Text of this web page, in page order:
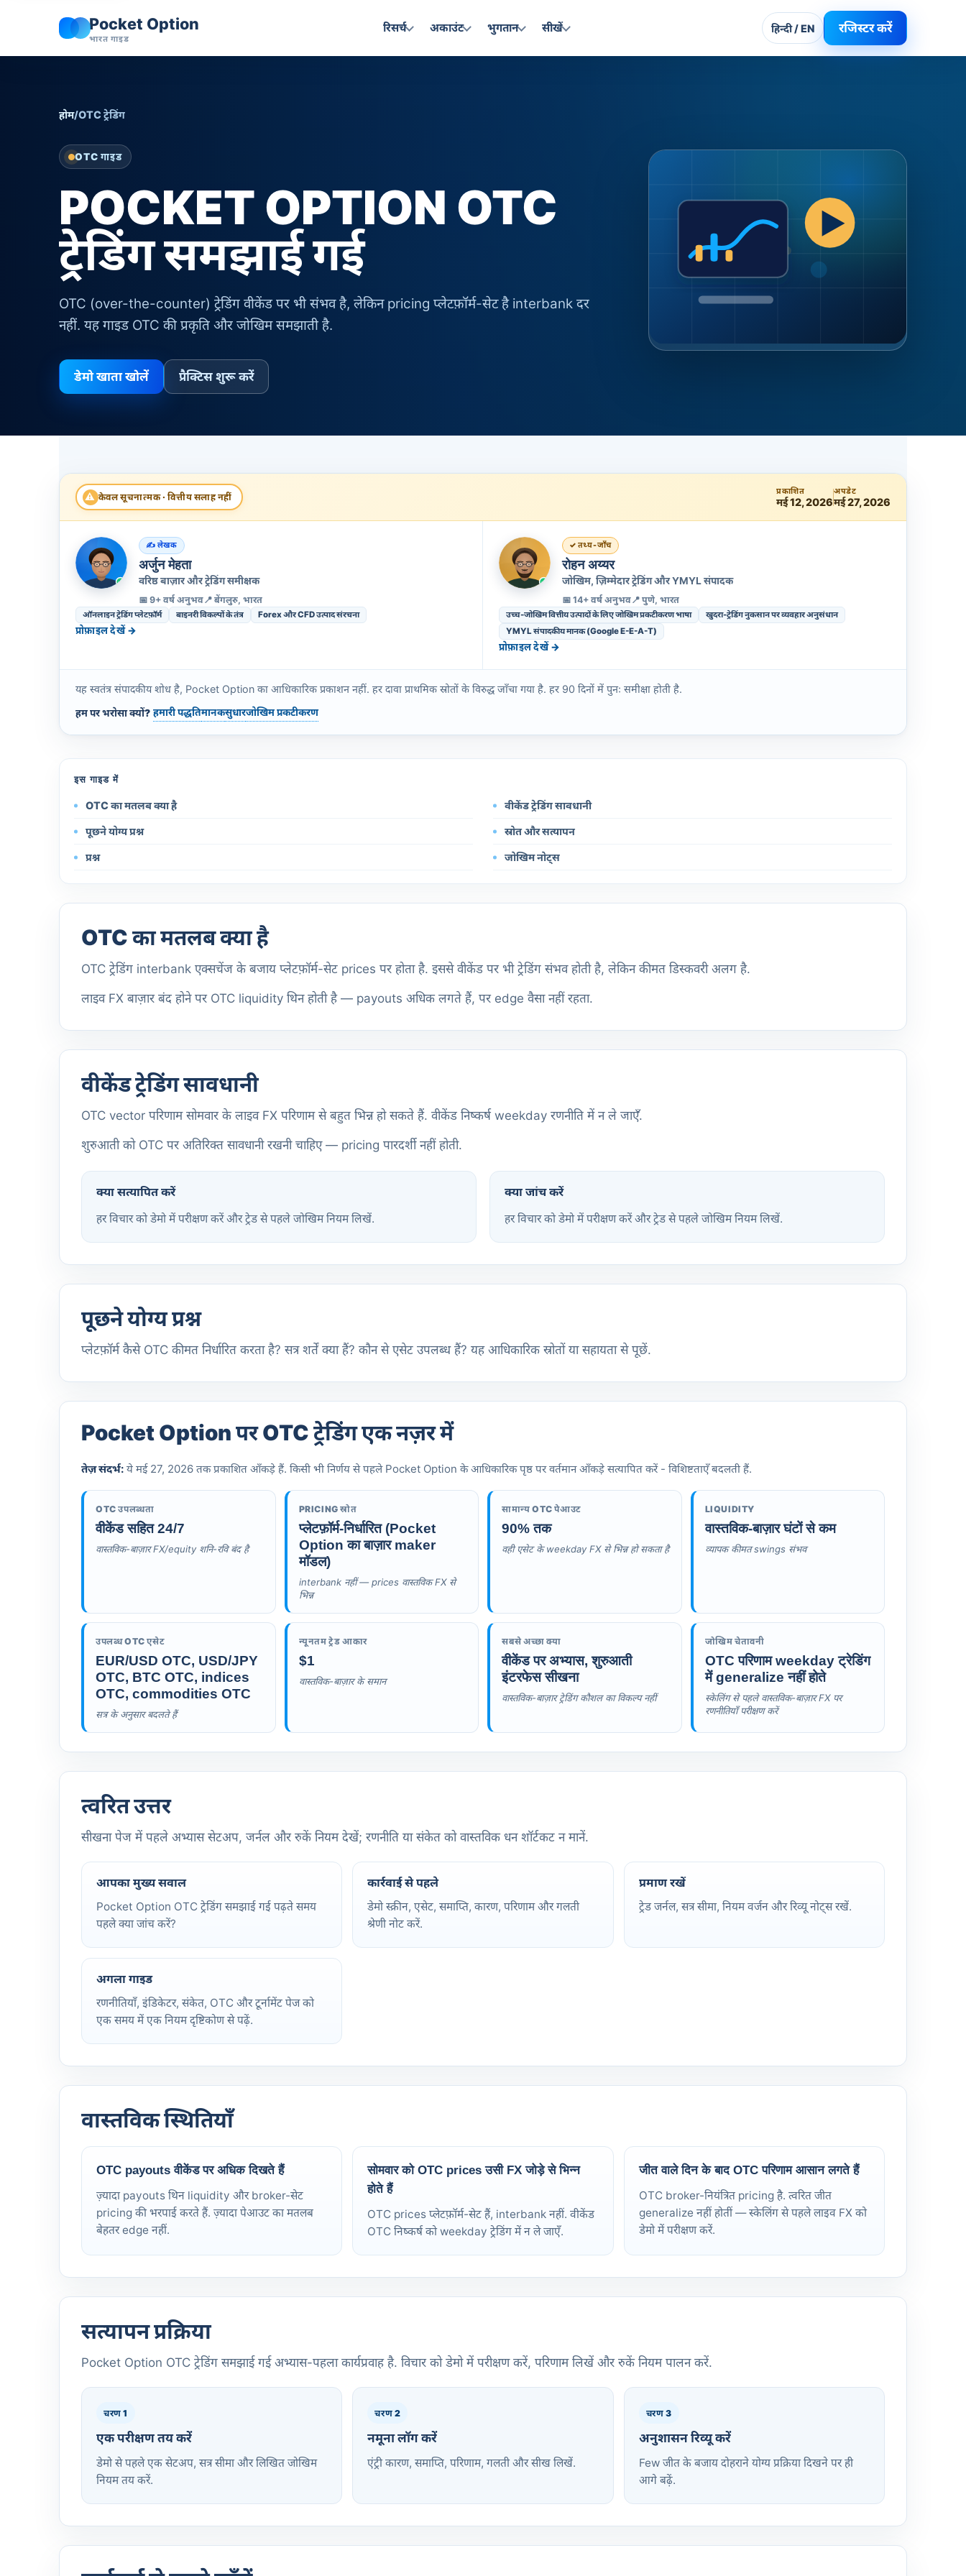
Pocket Option
भारत गाइड
रिसर्च अकाउंट भुगतान सीखें हिन्दी / EN रजिस्टर करें
होम/OTC ट्रेडिंग
OTC गाइड
POCKET OPTION OTC
ट्रेडिंग समझाई गई
OTC (over-the-counter) ट्रेडिंग वीकेंड पर भी संभव है, लेकिन pricing प्लेटफ़ॉर्म-सेट है interbank दर
नहीं. यह गाइड OTC की प्रकृति और जोखिम समझाती है.
डेमो खाता खोलें प्रैक्टिस शुरू करें
⚠ केवल सूचनात्मक · वित्तीय सलाह नहीं
प्रकाशित
मई 12, 2026
अपडेट
मई 27, 2026
लेखक
अर्जुन मेहता
वरिष्ठ बाज़ार और ट्रेडिंग समीक्षक
📅 9+ वर्ष अनुभव📍 बेंगलुरु, भारत
ऑनलाइन ट्रेडिंग प्लेटफ़ॉर्म बाइनरी विकल्पों के तंत्र Forex और CFD उत्पाद संरचना
प्रोफ़ाइल देखें →
तथ्य-जाँच
रोहन अय्यर
जोखिम, ज़िम्मेदार ट्रेडिंग और YMYL संपादक
📅 14+ वर्ष अनुभव📍 पुणे, भारत
उच्च-जोखिम वित्तीय उत्पादों के लिए जोखिम प्रकटीकरण भाषा
खुदरा-ट्रेडिंग नुकसान पर व्यवहार अनुसंधान
YMYL संपादकीय मानक (Google E-E-A-T)
प्रोफ़ाइल देखें →
यह स्वतंत्र संपादकीय शोध है, Pocket Option का आधिकारिक प्रकाशन नहीं. हर दावा प्राथमिक स्रोतों के विरुद्ध जाँचा गया है. हर 90 दिनों में पुनः समीक्षा होती है.
हम पर भरोसा क्यों? हमारी पद्धतिमानकसुधारजोखिम प्रकटीकरण
इस गाइड में
OTC का मतलब क्या है वीकेंड ट्रेडिंग सावधानी
पूछने योग्य प्रश्न स्रोत और सत्यापन
प्रश्न जोखिम नोट्स
OTC का मतलब क्या है
OTC ट्रेडिंग interbank एक्सचेंज के बजाय प्लेटफ़ॉर्म-सेट prices पर होता है. इससे वीकेंड पर भी ट्रेडिंग संभव होती है, लेकिन कीमत डिस्कवरी अलग है.
लाइव FX बाज़ार बंद होने पर OTC liquidity थिन होती है — payouts अधिक लगते हैं, पर edge वैसा नहीं रहता.
वीकेंड ट्रेडिंग सावधानी
OTC vector परिणाम सोमवार के लाइव FX परिणाम से बहुत भिन्न हो सकते हैं. वीकेंड निष्कर्ष weekday रणनीति में न ले जाएँ.
शुरुआती को OTC पर अतिरिक्त सावधानी रखनी चाहिए — pricing पारदर्शी नहीं होती.
क्या सत्यापित करें
हर विचार को डेमो में परीक्षण करें और ट्रेड से पहले जोखिम नियम लिखें.
क्या जांच करें
हर विचार को डेमो में परीक्षण करें और ट्रेड से पहले जोखिम नियम लिखें.
पूछने योग्य प्रश्न
प्लेटफ़ॉर्म कैसे OTC कीमत निर्धारित करता है? सत्र शर्तें क्या हैं? कौन से एसेट उपलब्ध हैं? यह आधिकारिक स्रोतों या सहायता से पूछें.
Pocket Option पर OTC ट्रेडिंग एक नज़र में
तेज़ संदर्भ: ये मई 27, 2026 तक प्रकाशित आँकड़े हैं. किसी भी निर्णय से पहले Pocket Option के आधिकारिक पृष्ठ पर वर्तमान आँकड़े सत्यापित करें - विशिष्टताएँ बदलती हैं.
OTC उपलब्धता
वीकेंड सहित 24/7
वास्तविक-बाज़ार FX/equity शनि-रवि बंद है
PRICING स्रोत
प्लेटफ़ॉर्म-निर्धारित (Pocket
Option का बाज़ार maker
मॉडल)
interbank नहीं — prices वास्तविक FX से
भिन्न
सामान्य OTC पेआउट
90% तक
वही एसेट के weekday FX से भिन्न हो सकता है
LIQUIDITY
वास्तविक-बाज़ार घंटों से कम
व्यापक कीमत swings संभव
उपलब्ध OTC एसेट
EUR/USD OTC, USD/JPY
OTC, BTC OTC, indices
OTC, commodities OTC
सत्र के अनुसार बदलते हैं
न्यूनतम ट्रेड आकार
$1
वास्तविक-बाज़ार के समान
सबसे अच्छा क्या
वीकेंड पर अभ्यास, शुरुआती
इंटरफेस सीखना
वास्तविक-बाज़ार ट्रेडिंग कौशल का विकल्प नहीं
जोखिम चेतावनी
OTC परिणाम weekday ट्रेडिंग
में generalize नहीं होते
स्केलिंग से पहले वास्तविक-बाज़ार FX पर
रणनीतियाँ परीक्षण करें
त्वरित उत्तर
सीखना पेज में पहले अभ्यास सेटअप, जर्नल और रुकें नियम देखें; रणनीति या संकेत को वास्तविक धन शॉर्टकट न मानें.
आपका मुख्य सवाल
Pocket Option OTC ट्रेडिंग समझाई गई पढ़ते समय
पहले क्या जांच करें?
कार्रवाई से पहले
डेमो स्क्रीन, एसेट, समाप्ति, कारण, परिणाम और गलती
श्रेणी नोट करें.
प्रमाण रखें
ट्रेड जर्नल, सत्र सीमा, नियम वर्जन और रिव्यू नोट्स रखें.
अगला गाइड
रणनीतियाँ, इंडिकेटर, संकेत, OTC और टूर्नामेंट पेज को
एक समय में एक नियम दृष्टिकोण से पढ़ें.
वास्तविक स्थितियाँ
OTC payouts वीकेंड पर अधिक दिखते हैं
ज़्यादा payouts थिन liquidity और broker-सेट
pricing की भरपाई करते हैं. ज़्यादा पेआउट का मतलब
बेहतर edge नहीं.
सोमवार को OTC prices उसी FX जोड़े से भिन्न
होते हैं
OTC prices प्लेटफ़ॉर्म-सेट हैं, interbank नहीं. वीकेंड
OTC निष्कर्ष को weekday ट्रेडिंग में न ले जाएँ.
जीत वाले दिन के बाद OTC परिणाम आसान लगते हैं
OTC broker-नियंत्रित pricing है. त्वरित जीत
generalize नहीं होतीं — स्केलिंग से पहले लाइव FX को
डेमो में परीक्षण करें.
सत्यापन प्रक्रिया
Pocket Option OTC ट्रेडिंग समझाई गई अभ्यास-पहला कार्यप्रवाह है. विचार को डेमो में परीक्षण करें, परिणाम लिखें और रुकें नियम पालन करें.
चरण 1
एक परीक्षण तय करें
डेमो से पहले एक सेटअप, सत्र सीमा और लिखित जोखिम
नियम तय करें.
चरण 2
नमूना लॉग करें
एंट्री कारण, समाप्ति, परिणाम, गलती और सीख लिखें.
चरण 3
अनुशासन रिव्यू करें
Few जीत के बजाय दोहराने योग्य प्रक्रिया दिखने पर ही
आगे बढ़ें.